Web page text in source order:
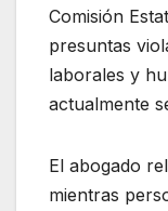
Comisión
presuntas
laborales y
actualmente
El abogado
mientras